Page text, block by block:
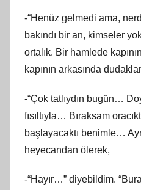
-“Henüz gelmedi ama,
bakındı bir an, kimseler
ortalık. Bir hamlede
kapının arkasında
-“Çok tatlıydın bugün…
fısıltıyla… Bıraksam
başlayacaktı benimle…
heyecandan ölerek,
-“Hayır…” diyebildim.